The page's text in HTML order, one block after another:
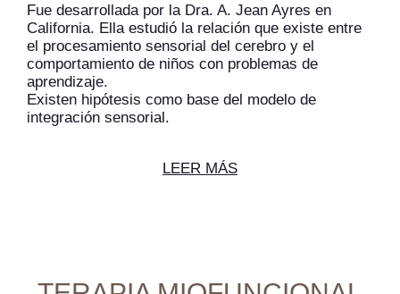
Fue desarrollada por la Dra. A. Jean Ayres en
California. Ella estudió la relación que existe entre
el procesamiento sensorial del cerebro y el
comportamiento de niños con problemas de
aprendizaje.
Existen hipótesis como base del modelo de
integración sensorial.
LEER MÁS